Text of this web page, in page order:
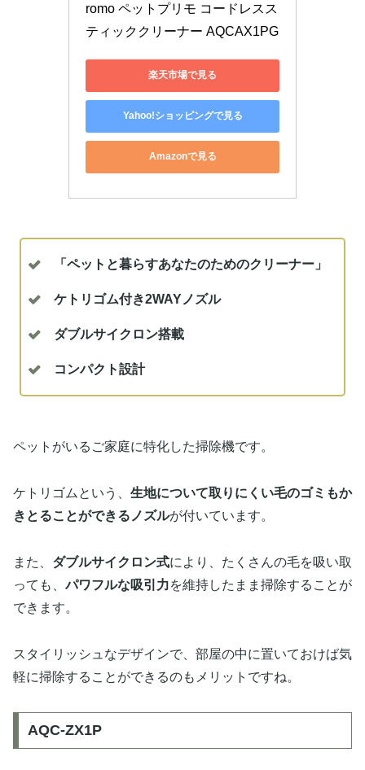
romo ペットプリモ コードレスス
ティッククリーナー AQCAX1PG
楽天市場で見る
Yahoo!ショッピングで見る
Amazonで見る
「ペットと暮らすあなたのためのクリーナー」
ケトリゴム付き2WAYノズル
ダブルサイクロン搭載
コンパクト設計
ペットがいるご家庭に特化した掃除機です。
ケトリゴムという、 生地について取りにくい毛のゴミもか
きとることができるノズルが付いています。
また、 ダブルサイクロン式により、たくさんの毛を吸い取
っても、パワフルな吸引力を維持したまま掃除することが
できます。
スタイリッシュなデザインで、部屋の中に置いておけば気
軽に掃除することができるのもメリットですね。
AQC-ZX1P